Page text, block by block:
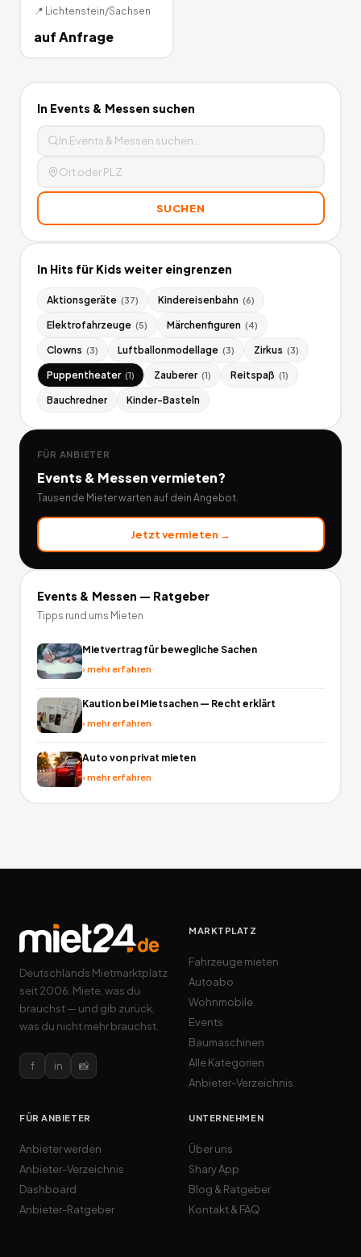
📍 Lichtenstein/Sachsen
auf Anfrage
In Events & Messen suchen
SUCHEN
In Hits für Kids weiter eingrenzen
Aktionsgeräte (37) Kindereisenbahn (6)
Elektrofahrzeuge (5) Märchenfiguren (4)
Clowns (3) Luftballonmodellage (3) Zirkus (3)
Puppentheater (1) Zauberer (1) Reitspaß (1)
Bauchredner Kinder-Basteln
FÜR ANBIETER
Events & Messenvermieten?
Tausende Mieter warten auf dein Angebot.
Jetzt vermieten →
Events & Messen — Ratgeber
Tipps rund ums Mieten
Mietvertrag für bewegliche Sachen
›mehr erfahren
Kaution bei Mietsachen — Recht erklärt
›mehr erfahren
Auto von privat mieten
›mehr erfahren
Deutschlands Mietmarktplatz
seit 2006. Miete, was du
brauchst — und gib zurück,
was du nicht mehr brauchst.
f in 📸
MARKTPLATZ
Fahrzeuge mieten
Autoabo
Wohnmobile
Events
Baumaschinen
Alle Kategorien
Anbieter-Verzeichnis
FÜR ANBIETER
Anbieter werden
Anbieter-Verzeichnis
Dashboard
Anbieter-Ratgeber
UNTERNEHMEN
Über uns
Shary App
Blog & Ratgeber
Kontakt & FAQ